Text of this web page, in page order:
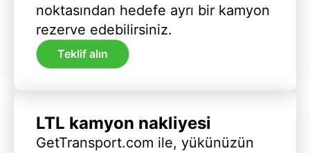
noktasından hedefe ayrı bir kamyon
rezerve edebilirsiniz.
Teklif alın
LTL kamyon nakliyesi
GetTransport.com ile, yükünüzün